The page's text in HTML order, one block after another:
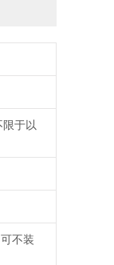
于以
不装